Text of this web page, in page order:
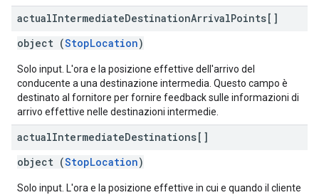
actualIntermediateDestinationArrivalPoints[]
object (StopLocation)
Solo input. L'ora e la posizione effettive dell'arrivo del
conducente a una destinazione intermedia. Questo campo è
destinato al fornitore per fornire feedback sulle informazioni di
arrivo effettive nelle destinazioni intermedie.
actualIntermediateDestinations[]
object (StopLocation)
Solo input. L'ora e la posizione effettive in cui e quando il cliente